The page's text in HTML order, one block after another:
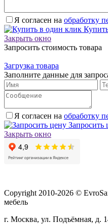
Я согласен на обработку
Закрыть окно
Запросить стоимость товара
Загрузка товара
Заполните данные для
Я согласен на обработку
Запросить
Закрыть окно
Copyright 2010-2026 ©
мебель
г. Москва, ул. Подъёмная, д.